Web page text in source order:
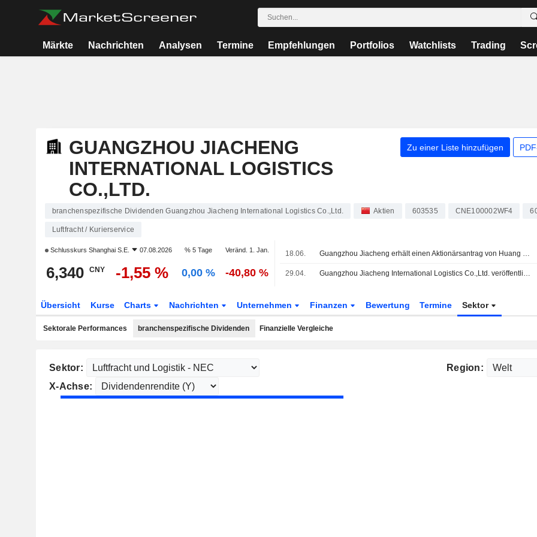
Märkte Nachrichten Analysen Termine Empfehlungen Portfolios Watchlists Trading
GUANGZHOU JIACHENG
INTERNATIONAL LOGISTICS
CO.,LTD.
Zu einer Liste hinzufügen
branchenspezifische Dividenden Guangzhou Jiacheng International Logistics Co.,Ltd. Aktien 603535 CNE100002WF4
Luftfracht / Kurierservice
Schlusskurs Shanghai S.E. 07.08.2026 % 5 Tage Veränd. 1. Jan.
6,340 CNY -1,55 % 0,00 % -40,80 %
18.06. Guangzhou Jiacheng erhält einen Aktionärsantrag von Huang Yanyun
29.04. Guangzhou Jiacheng International Logistics Co.,Ltd. veröffentlicht Ergebniszahlen für das erste Quartal zum 31. März 2026
Übersicht Kurse Charts Nachrichten Unternehmen Finanzen Bewertung Termine Sektor
Sektorale Performances branchenspezifische Dividenden Finanzielle Vergleiche
Sektor:
Region:
X-Achse: